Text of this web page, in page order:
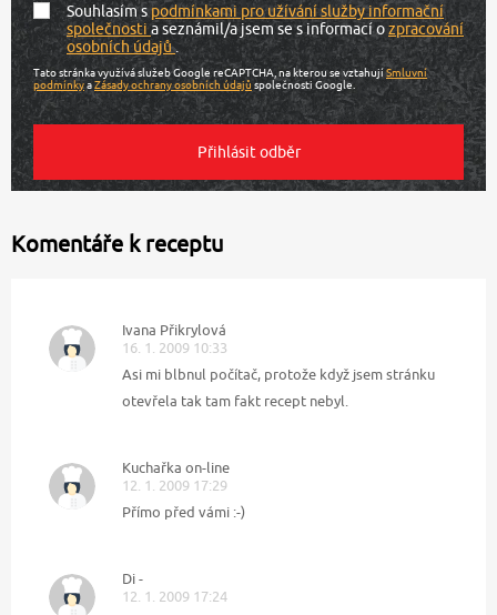
Souhlasím spodmínkami pro užívání služby informační
společnostia seznámil/a jsem se s informací ozpracování
osobních údajů.
Tato stránka využívá služeb Google reCAPTCHA, na kterou se vztahujíSmluvní
podmínkyaZásady ochrany osobních údajů společnosti Google.
Komentáře k receptu
Ivana Přikrylová
16. 1. 2009 10:33
Asi mi blbnul počítač, protože když jsem stránku
otevřela tak tam fakt recept nebyl.
Kuchařka on-line
12. 1. 2009 17:29
Přímo před vámi :-)
Di -
12. 1. 2009 17:24